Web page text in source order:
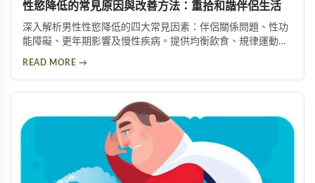
性慾降低的常見原因與改善方法：重拾和諧伴侶生活
深入解析男性性慾降低的四大常見因素：伴侶關係問題、性功
能障礙、更年期影響及慢性疾病。提供均衡飲食、規律運動、
READ MORE →